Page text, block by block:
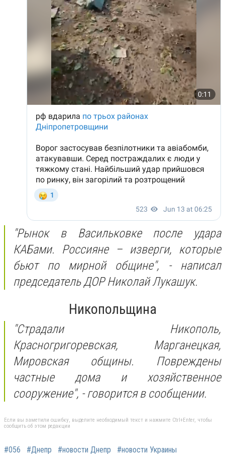
"Рынок в Васильковке после удара
КАБами. Россияне – изверги, которые
бьют по мирной общине", - написал
председатель ДОР Николай Лукашук.
Никопольщина
"Страдали Никополь,
Красногригоревская, Марганецкая,
Мировская общины. Повреждены
частные дома и хозяйственное
сооружение", -говорится в сообщении.
Если вы заметили ошибку, выделите необходимый текст и нажмите Ctrl+Enter, чтобы
сообщить об этом редакции
#056 #Днепр #новости Днепр
#новости Украины